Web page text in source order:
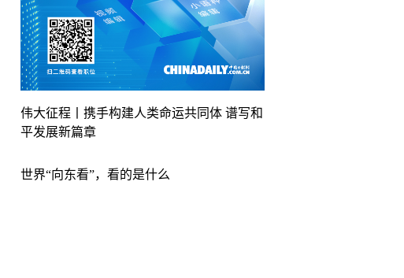
伟大征程丨携手构建人类命运共同体 谱写和
平发展新篇章
世界“向东看”，看的是什么